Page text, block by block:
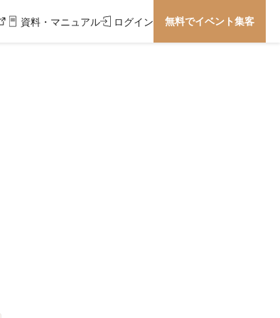
資料・マニュアル ログイン 無料でイベント集客